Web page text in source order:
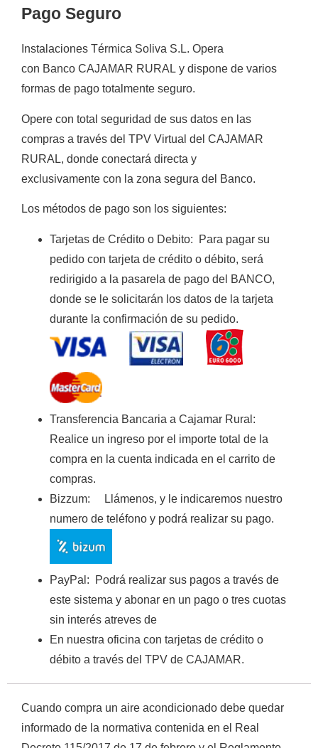
Pago Seguro
Instalaciones Térmica Soliva S.L. Opera
con Banco CAJAMAR RURAL y dispone de varios
formas de pago totalmente seguro.
Opere con total seguridad de sus datos en las
compras a través del TPV Virtual del CAJAMAR
RURAL, donde conectará directa y
exclusivamente con la zona segura del Banco.
Los métodos de pago son los siguientes:
Tarjetas de Crédito o Debito:
Para pagar su
pedido con tarjeta de crédito o débito, será
redirigido a la pasarela de pago del BANCO,
donde se le solicitarán los datos de la tarjeta
durante la confirmación de su pedido.
Transferencia Bancaria a Cajamar Rura l:
Realice un ingreso por el importe total de la
compra en la cuenta indicada en el carrito de
compras.
Bizzum:
Llámenos, y le indicaremos nuestro
numero de teléfono y podrá realizar su pago.
PayPal:
Podrá realizar sus pagos a través de
este sistema y abonar en un pago o tres cuotas
sin interés atreves de
En nuestra oficina con tarjetas de crédito o
débito a través del TPV de CAJAMAR.
Cuando compra un aire acondicionado debe quedar
informado de la normativa contenida en el Real